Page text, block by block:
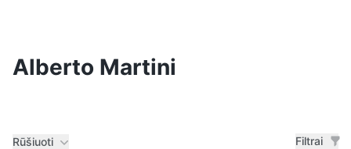
Alberto Martini
Rūšiuoti Filtrai